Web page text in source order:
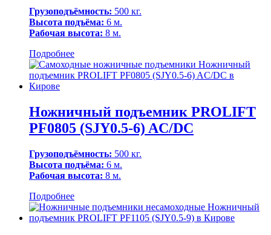
Грузоподъёмность: 500 кг.
Высота подъёма: 6 м.
Рабочая высота: 8 м.
Подробнее
Ножничный подъемник PROLIFT
PF0805 (SJY0.5-6) AC/DC
Грузоподъёмность: 500 кг.
Высота подъёма: 6 м.
Рабочая высота: 8 м.
Подробнее